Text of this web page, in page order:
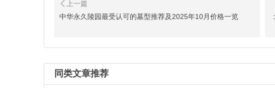
中华永久陵园最受认可的墓型推荐及2025年10月价格一览
同类文章推荐